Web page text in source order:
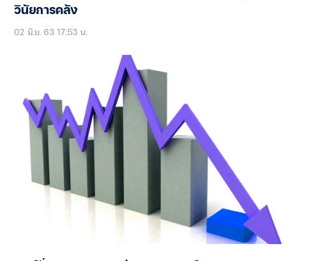
วินัยการคลัง
02 มิ.ย. 63 17:53 น.